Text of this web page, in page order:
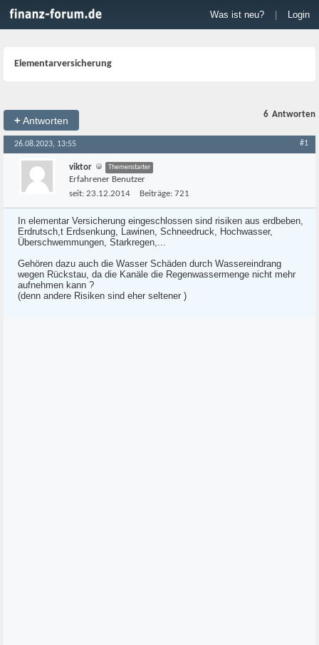
Was ist neu? Login
Elementarversicherung
+Antworten
6 Antworten
26.08.2023, 13:55 #1
viktor Themenstarter
Erfahrener Benutzer
seit: 23.12.2014 Beiträge: 721
In elementar Versicherung eingeschlossen sind risiken aus erdbeben,
Erdrutsch,t Erdsenkung, Lawinen, Schneedruck, Hochwasser,
Überschwemmungen, Starkregen,...
Gehören dazu auch die Wasser Schäden durch Wassereindrang
wegen Rückstau, da die Kanäle die Regenwassermenge nicht mehr
aufnehmen kann ?
(denn andere Risiken sind eher seltener )